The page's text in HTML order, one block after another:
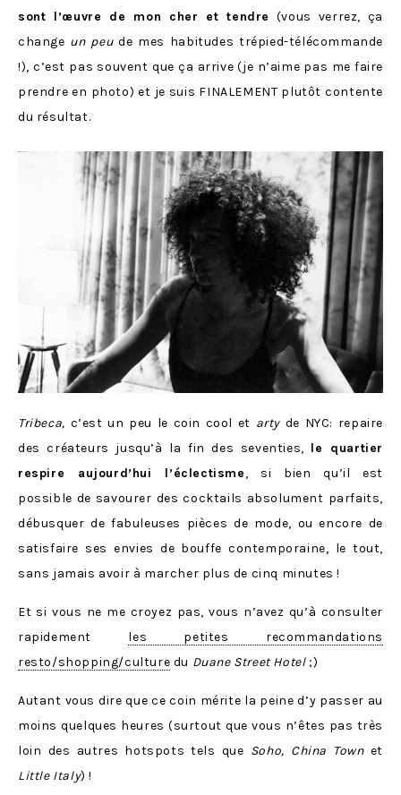
sont l’œuvre de mon cher et tendre (vous verrez, ça
change un peude mes habitudes trépied-télécommande
!), c’est pas souvent que ça arrive (je n’aime pas me faire
prendre en photo) et je suis FINALEMENT plutôt contente
du résultat.
Tribeca, c’est un peu le coin cool et arty de NYC: repaire
des créateurs jusqu’à la fin des seventies, le quartier
respire aujourd’hui l’éclectisme, si bien qu’il est
possible de savourer des cocktails absolument parfaits,
débusquer de fabuleuses pièces de mode, ou encore de
satisfaire ses envies de bouffe contemporaine, le tout,
sans jamais avoir à marcher plus de cinq minutes !
Et si vous ne me croyez pas, vous n’avez qu’à consulter
rapidement les petites recommandations
resto/shopping/culture du Duane Street Hotel;)
Autant vous dire que ce coin mérite la peine d’y passer au
moins quelques heures (surtout que vous n’êtes pas très
loin des autres hotspots tels que Soho, China Townet
Little Italy) !